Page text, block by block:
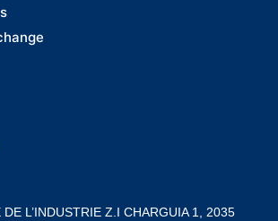
DE L’INDUSTRIE Z.I CHARGUIA 1, 2035